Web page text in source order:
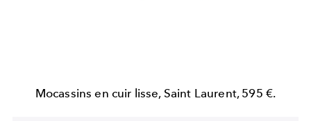
Mocassins en cuir lisse, Saint Laurent, 595 €.